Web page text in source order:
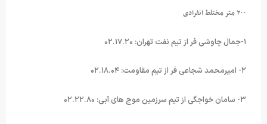
۲۰۰ متر مختلط انفرادی
۲- امیرمحمد شجاعی فر از تیم مقاومت: ۰۲.۱۸.۰۴
۳- سامان خواجگی از تیم سرزمین موج های آبی: ۰۲.۲۲.۸۰